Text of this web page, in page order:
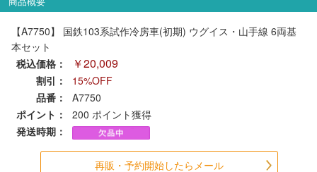
TTC
セール品・キャンペーン
セール商品
【A7750】 国鉄103系試作冷房車(初期) ウグイス・山手線 6両基
本セット
税込価格：
￥20,009
割引：
15%OFF
品番：
A7750
ポイント：
200 ポイント獲得
発送時期：
再販・予約開始したらメール